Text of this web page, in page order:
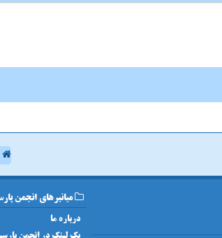
میانبرهای انجمن
درباره ما
بک لینک در انجمن